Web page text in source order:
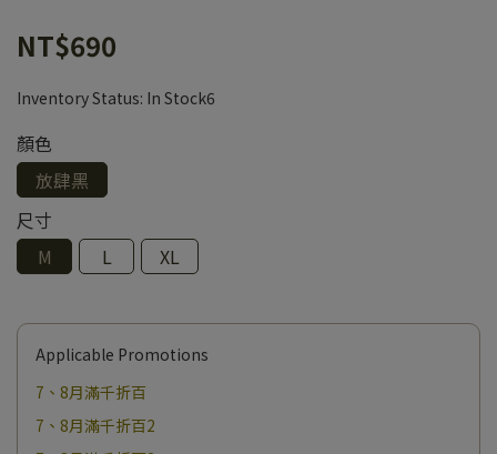
NT$690
Inventory Status: In Stock6
顏色
放肆黑
尺寸
M
L XL
Applicable Promotions
7、8月滿千折百
7、8月滿千折百2